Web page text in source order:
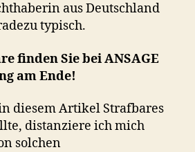
aus Deutschland
typisch.
finden Sie bei ANSAGE
am Ende!
diesem Artikel Strafbares
distanziere ich mich
solchen